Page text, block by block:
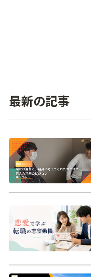
最新の記事